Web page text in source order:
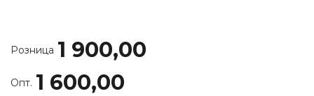
Розница 1 900,00
Опт. 1 600,00